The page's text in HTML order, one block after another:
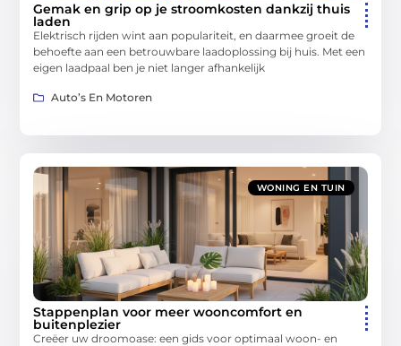
Gemak en grip op je stroomkosten dankzij thuis
laden
Elektrisch rijden wint aan populariteit, en daarmee groeit de
behoefte aan een betrouwbare laadoplossing bij huis. Met een
eigen laadpaal ben je niet langer afhankelijk
Auto’s En Motoren
WONING EN TUIN
Stappenplan voor meer wooncomfort en
buitenplezier
Creëer uw droomoase: een gids voor optimaal woon- en